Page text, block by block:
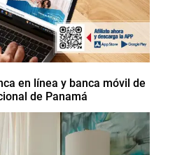
en línea y banca móvil de
de Panamá